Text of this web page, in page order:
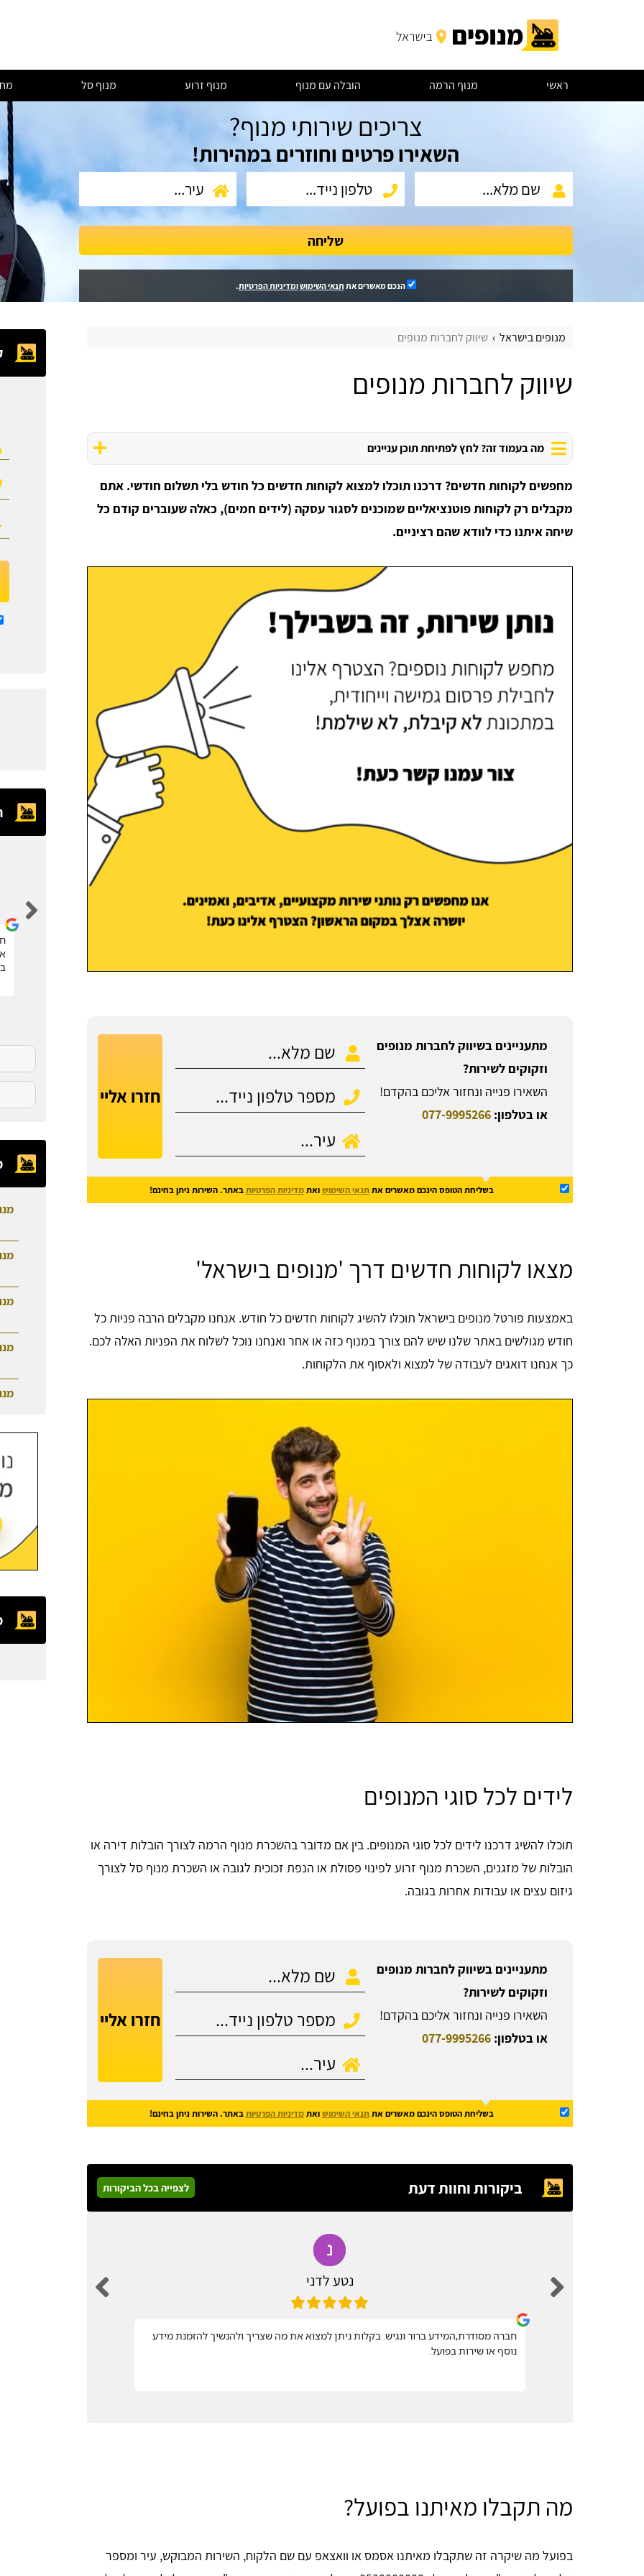
ראשי מנוף הרמה הובלה עם מנוף מנוף זרוע מנוף סל
צריכים שירותי מנוף?
השאירו פרטים וחוזרים במהירות!
שליחה
הנכם מאשרים את תנאי השימושומדיניות הפרטיות.
מנופים בישראל שיווק לחברות מנופים
שיווק לחברות מנופים
מה בעמוד זה? לחץ לפתיחת תוכן עניינים
מחפשים לקוחות חדשים? דרכנו תוכלו למצוא לקוחות חדשים כל חודש בלי תשלום חודשי. אתם
מקבלים רק לקוחות פוטנציאליים שמוכנים לסגור עסקה (לידים חמים), כאלה שעוברים קודם כל
שיחה איתנו כדי לוודא שהם רציניים.
מתעניינים בשיווק לחברות מנופים
וזקוקים לשירות?
השאירו פנייה ונחזור אליכם בהקדם!
או בטלפון:077-9995266
חזרו אליי
בשליחת הטופס הינכם מאשרים אתתנאי השימושואתמדיניות הפרטיותבאתר. השירות ניתן בחינם!
מצאו לקוחות חדשים דרך 'מנופים בישראל'
באמצעות פורטל מנופים בישראל תוכלו להשיג לקוחות חדשים כל חודש. אנחנו מקבלים הרבה פניות כל
חודש מגולשים באתר שלנו שיש להם צורך במנוף כזה או אחר ואנחנו נוכל לשלוח את הפניות האלה לכם.
כך אנחנו דואגים לעבודה של למצוא ולאסוף את הלקוחות.
לידים לכל סוגי המנופים
תוכלו להשיג דרכנו לידים לכל סוגי המנופים. בין אם מדובר בהשכרת מנוף הרמה לצורך הובלות דירה או
הובלות של מזגנים, השכרת מנוף זרוע לפינוי פסולת או הנפת זכוכית לגובה או השכרת מנוף סל לצורך
גיזום עצים או עבודות אחרות בגובה.
מתעניינים בשיווק לחברות מנופים
וזקוקים לשירות?
השאירו פנייה ונחזור אליכם בהקדם!
או בטלפון:077-9995266
חזרו אליי
בשליחת הטופס הינכם מאשרים אתתנאי השימושואתמדיניות הפרטיותבאתר. השירות ניתן בחינם!
ביקורות וחוות דעת לצפייה בכל הביקורות
נטע לדני
חברה מסודרת,המידע ברור ונגיש. בקלות ניתן למצוא את מה שצריך ולהנשיך להזמנת מידע
נוסף או שירות בפועל.
מה תקבלו מאיתנו בפועל?
בפועל מה שיקרה זה שתקבלו מאיתנו אסמס או וואצאפ עם שם הלקוח, השירות המבוקש, עיר ומספר